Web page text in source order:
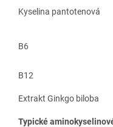
Kyselina pantotenová
B6
B12
Extrakt Ginkgo biloba
Typické